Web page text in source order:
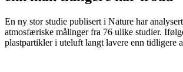
En ny stor studie publisert i Nature har
atmosfæriske målinger fra 76 ulike studier.
plastpartikler i uteluft langt lavere enn tidligere